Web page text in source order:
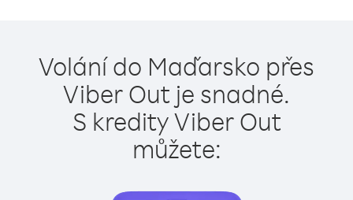
Volání do Maďarsko přes
Viber Out je snadné.
S kredity Viber Out
můžete: